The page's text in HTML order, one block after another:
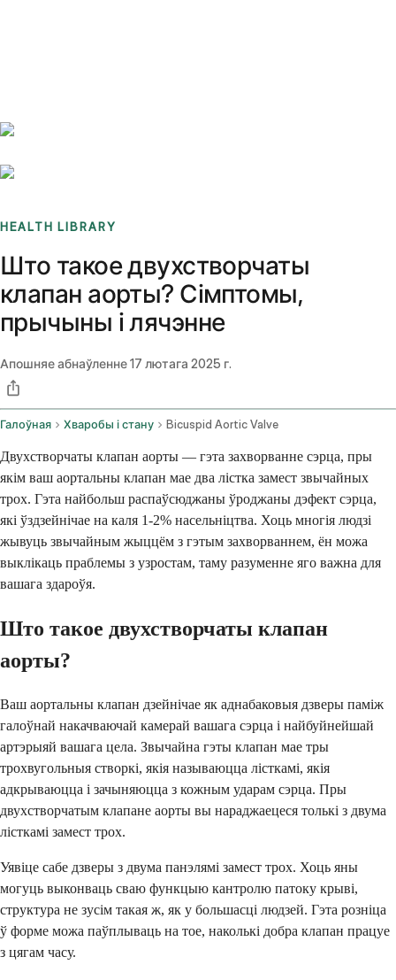
HEALTH LIBRARY
Што такое двухстворчаты
клапан аорты? Сімптомы,
прычыны і лячэнне
Апошняе абнаўленне17 лютага 2025 г.
Галоўная Хваробы і стану Bicuspid Aortic Valve
Двухстворчаты клапан аорты — гэта захворванне сэрца, пры
якім ваш аортальны клапан мае два лістка замест звычайных
трох. Гэта найбольш распаўсюджаны ўроджаны дэфект сэрца,
які ўздзейнічае на каля 1-2% насельніцтва. Хоць многія людзі
жывуць звычайным жыццём з гэтым захворваннем, ён можа
выклікаць праблемы з узростам, таму разуменне яго важна для
вашага здароўя.
Што такое двухстворчаты клапан
аорты?
Ваш аортальны клапан дзейнічае як аднабаковыя дзверы паміж
галоўнай накачваючай камерай вашага сэрца і найбуйнейшай
артэрыяй вашага цела. Звычайна гэты клапан мае тры
трохвугольныя створкі, якія называюцца лісткамі, якія
адкрываюцца і зачыняюцца з кожным ударам сэрца. Пры
двухстворчатым клапане аорты вы нараджаецеся толькі з двума
лісткамі замест трох.
Уявіце сабе дзверы з двума панэлямі замест трох. Хоць яны
могуць выконваць сваю функцыю кантролю патоку крыві,
структура не зусім такая ж, як у большасці людзей. Гэта розніца
ў форме можа паўплываць на тое, наколькі добра клапан працуе
з цягам часу.